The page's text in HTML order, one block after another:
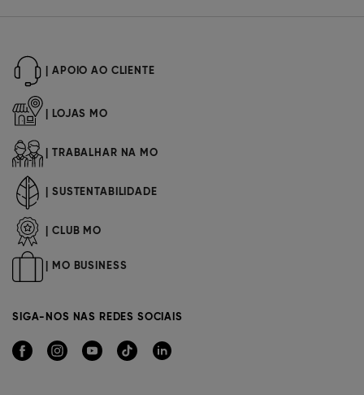
| APOIO AO CLIENTE
| LOJAS MO
| TRABALHAR NA MO
| SUSTENTABILIDADE
| CLUB MO
| MO BUSINESS
SIGA-NOS NAS REDES SOCIAIS